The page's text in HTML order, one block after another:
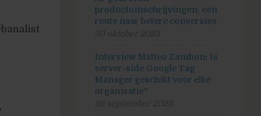
productomschrijvingen: een
route naar betere conversies
Interview Matteo Zambon: Is
server-side Google Tag
Manager geschikt voor elke
organisatie?